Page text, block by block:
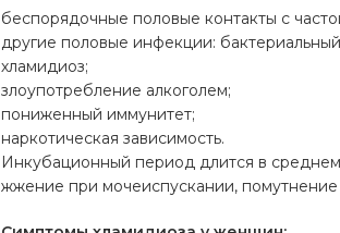
беспорядочные половые контакты с
другие половые инфекции:
хламидиоз;
злоупотребление алкоголем;
пониженный иммунитет;
наркотическая зависимость.
Инкубационный период длится в
жжение при мочеиспускании,